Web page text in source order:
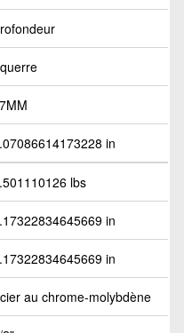
in
lbs
in
in
au chrome-molybdène